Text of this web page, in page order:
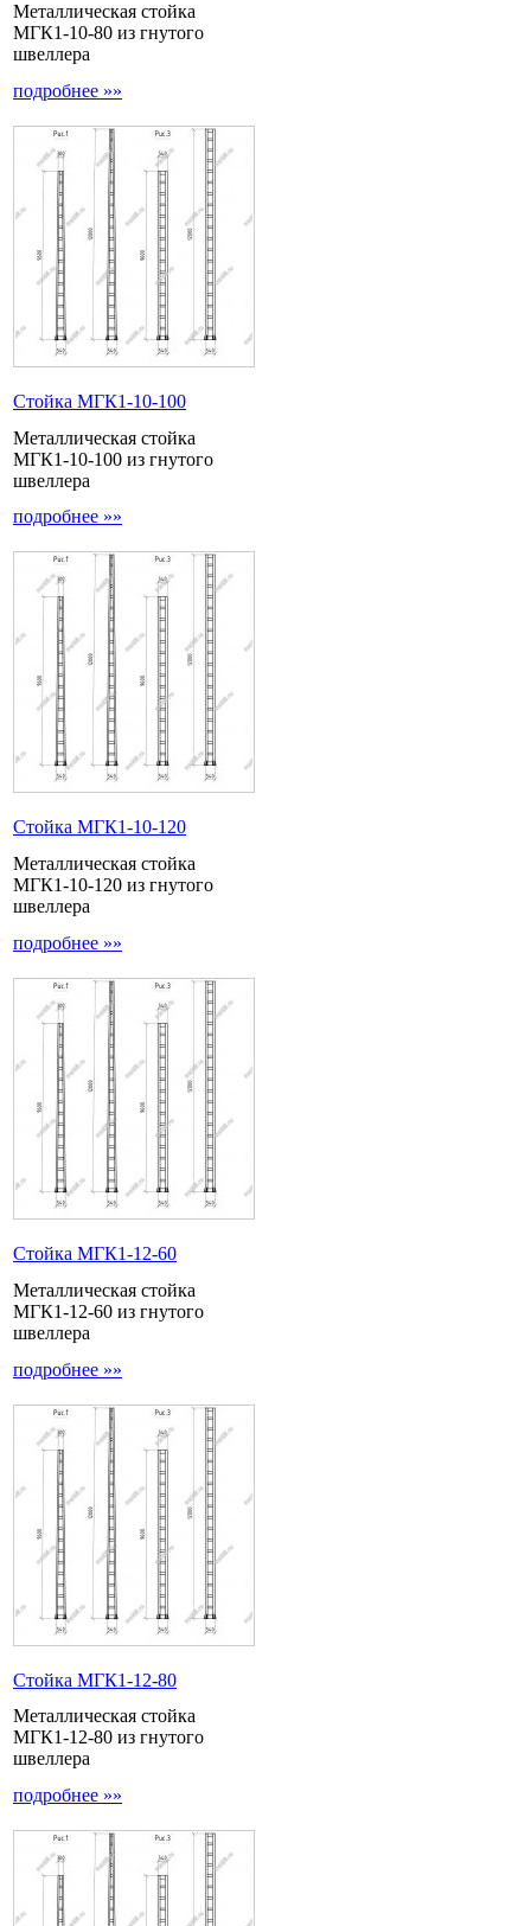
Металлическая стойка
МГК1-10-80 из гнутого
швеллера
подробнее »»
Стойка МГК1-10-100
Металлическая стойка
МГК1-10-100 из гнутого
швеллера
подробнее »»
Стойка МГК1-10-120
Металлическая стойка
МГК1-10-120 из гнутого
швеллера
подробнее »»
Стойка МГК1-12-60
Металлическая стойка
МГК1-12-60 из гнутого
швеллера
подробнее »»
Стойка МГК1-12-80
Металлическая стойка
МГК1-12-80 из гнутого
швеллера
подробнее »»